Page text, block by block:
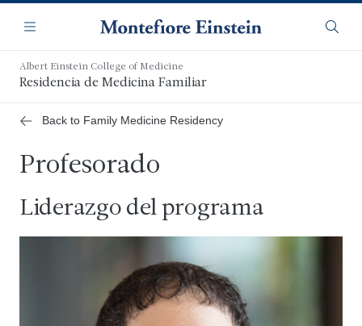
contenido
principal
Navegación
Menú
Albert Einstein College of Medicine
Residencia de Medicina Familiar
Back to Family Medicine Residency
Profesorado
Liderazgo del programa